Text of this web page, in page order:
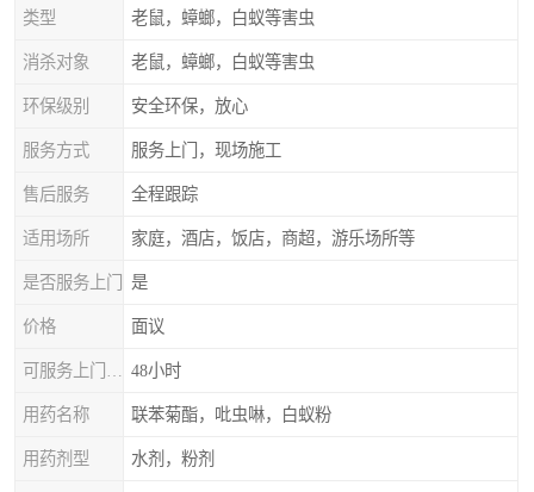
类型 老鼠，蟑螂，白蚁等害虫
消杀对象 老鼠，蟑螂，白蚁等害虫
环保级别 安全环保，放心
服务方式 服务上门，现场施工
售后服务 全程跟踪
适用场所 家庭，酒店，饭店，商超，游乐场所等
是否服务上门 是
价格 面议
48小时
用药名称 联苯菊酯，吡虫啉，白蚁粉
用药剂型 水剂，粉剂